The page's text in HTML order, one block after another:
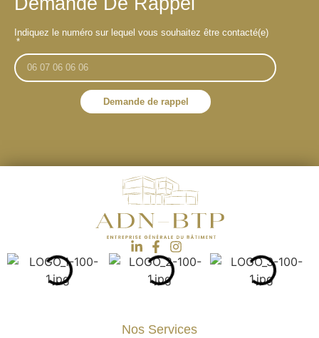
Indiquez le numéro sur lequel vous souhaitez être contacté(e)
Demande de rappel
Nos Services